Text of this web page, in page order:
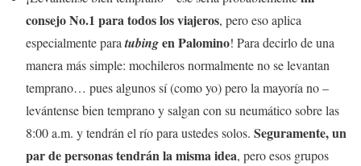
consejo No.1 para todos los viajeros, pero eso aplica
especialmente paratubingen Palomino! Para decirlo de una
manera más simple: mochileros normalmente no se levantan
temprano… pues algunos sí (como yo) pero la mayoría no –
levántense bien temprano y salgan con su neumático sobre las
8:00 a.m. y tendrán el río para ustedes solos. Seguramente, un
par de personas tendrán la misma idea, pero esos grupos